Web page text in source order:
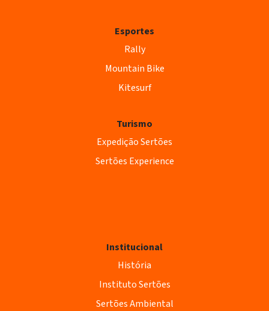
Esportes
Rally
Mountain Bike
Kitesurf
Turismo
Expedição Sertões
Sertões Experience
Institucional
História
Instituto Sertões
Sertões Ambiental